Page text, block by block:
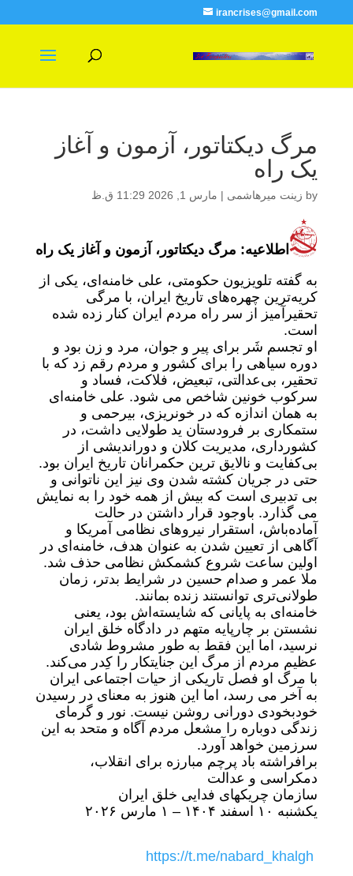
irancrises@gmail.com
مرگ دیکتاتور، آزمون و آغاز
یک راه
by زینت میرهاشمی | مارس 1, 2026 11:29 ق.ظ
اطلاعیه: مرگ دیکتاتور، آزمون و آغاز یک راه
به گفته تلویزیون حکومتی، علی خامنه‌ای، یکی از
کریه‌ترین چهره‌های تاریخ ایران، با مرگی
تحقیرآمیز از سر راه مردم ایران کنار زده شده
است.
او تجسم شَر برای پیر و جوان، مرد و زن بود و
دوره سیاهی را برای کشور و مردم رقم زد که با
تحقیر، بی‌عدالتی، تبعیض، فلاکت، فساد و
سرکوب خونین شاخص می‌ شود. علی خامنه‌ای
به همان اندازه که در خونریزی، بیرحمی و
ستمکاری بر فرودستان ید طولایی داشت، در
کشورداری، مدیریت کلان و دوراندیشی از
بی‌کفایت و نالایق‌ ترین حکمرانان تاریخ ایران بود.
حتی در جریان کشته شدن وی نیز این ناتوانی و
بی ‌تدبیری است که بیش از همه خود را به‌ نمایش
می گذارد. باوجود قرار داشتن در حالت
آماده‌باش، استقرار نیروهای نظامی آمریکا و
آگاهی از تعیین شدن به عنوان هدف، خامنه‌ای در
اولین ساعت شروع کشمکش نظامی حذف شد.
ملا عمر و صدام حسین در شرایط بدتر، زمان
طولانی‌تری توانستند زنده بمانند.
خامنه‌ای به پایانی که شایسته‌اش بود، یعنی
نشستن بر چارپایه متهم در دادگاه خلق ایران
نرسید، اما این فقط به طور مشروط شادی
عظیم مردم از مرگ این جنایتکار را کِدر می‌کند.
با مرگ او فصل تاریکی از حیات اجتماعی ایران
به آخر می ‌رسد، اما این هنوز به معنای در رسیدن
خودبخودی دورانی روشن نیست. نور و گرمای
زندگی دوباره را مشعل مردم آگاه و متحد به این
سرزمین خواهد آورد.
برافراشته باد پرچم مبارزه برای انقلاب،
دمکراسی و عدالت
سازمان چریکهای فدایی خلق ایران
یکشنبه ۱۰ اسفند ۱۴۰۴ – ۱ مارس ۲۰۲۶
https://t.me/nabard_khalgh